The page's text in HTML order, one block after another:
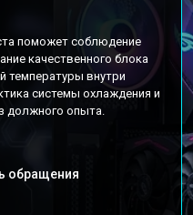
поможет соблюдение
качественного блока
температуры внутри
системы охлаждения и
должного опыта.
обращения